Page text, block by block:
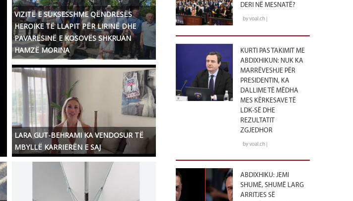
VIZITË E SUKSESSHME QËNDRESËS
HEROIKE TË LLAPIT PËR LIRINË DHE
PAVARËSINË E KOSOVËS SHKRUAN
HAMZË MORINA
LARA GUT-BEHRAMI KA VENDOSUR TË
MBYLLË KARRIERËN E SAJ
DERI NË MESNATË?
by voal.ch |
KURTI PAS TAKIMIT ME
ABDIXHIKUN: NUK KA
MARRËVESHJE PËR
PRESIDENTIN, KA
DALLIME TË MËDHA
MES KËRKESAVE TË
LDK-SË DHE
REZULTATIT
ZGJEDHOR
by voal.ch |
ABDIXHIKU: JEMI
SHUMË, SHUMË LARG
ARRITJES SË